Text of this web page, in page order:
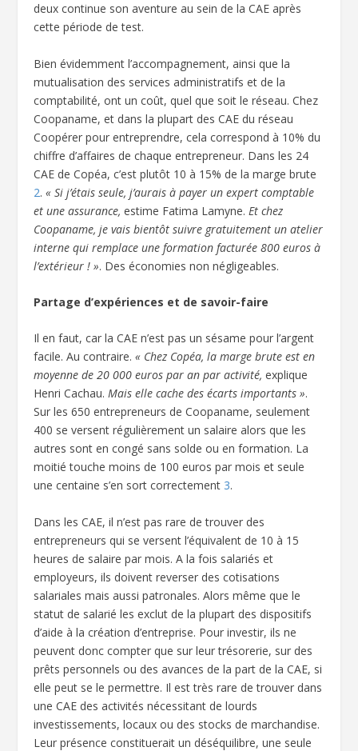
deux continue son aventure au sein de la CAE après
cette période de test.
Bien évidemment l’accompagnement, ainsi que la
mutualisation des services administratifs et de la
comptabilité, ont un coût, quel que soit le réseau. Chez
Coopaname, et dans la plupart des CAE du réseau
Coopérer pour entreprendre, cela correspond à 10% du
chiffre d’affaires de chaque entrepreneur. Dans les 24
CAE de Copéa, c’est plutôt 10 à 15% de la marge brute
2.« Si j’étais seule, j’aurais à payer un expert comptable
et une assurance,estime Fatima Lamyne. Et chez
Coopaname, je vais bientôt suivre gratuitement un atelier
interne qui remplace une formation facturée 800 euros à
l’extérieur ! ». Des économies non négligeables.
Partage d’expériences et de savoir-faire
Il en faut, car la CAE n’est pas un sésame pour l’argent
facile. Au contraire.« Chez Copéa, la marge brute est en
moyenne de 20 000 euros par an par activité,explique
Henri Cachau. Mais elle cache des écarts importants ».
Sur les 650 entrepreneurs de Coopaname, seulement
400 se versent régulièrement un salaire alors que les
autres sont en congé sans solde ou en formation. La
moitié touche moins de 100 euros par mois et seule
une centaine s’en sort correctement 3.
Dans les CAE, il n’est pas rare de trouver des
entrepreneurs qui se versent l’équivalent de 10 à 15
heures de salaire par mois. A la fois salariés et
employeurs, ils doivent reverser des cotisations
salariales mais aussi patronales. Alors même que le
statut de salarié les exclut de la plupart des dispositifs
d’aide à la création d’entreprise. Pour investir, ils ne
peuvent donc compter que sur leur trésorerie, sur des
prêts personnels ou des avances de la part de la CAE, si
elle peut se le permettre. Il est très rare de trouver dans
une CAE des activités nécessitant de lourds
investissements, locaux ou des stocks de marchandise.
Leur présence constituerait un déséquilibre, une seule